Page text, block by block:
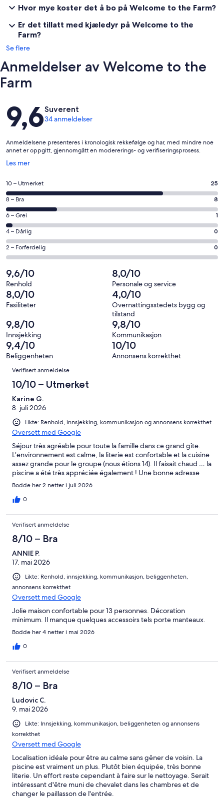
Hvor mye koster det å bo på Welcome to the Farm?
Er det tillatt med kjæledyr på Welcome to the
Farm?
Se flere
Anmeldelser av Welcome to the
Farm
Anmeldelser
9,6Suverent
34 anmeldelser
Anmeldelsene presenteres i kronologisk rekkefølge og har, med mindre noe
annet er oppgitt, gjennomgått en modererings- og verifiseringsprosess.
Les mer
Åpnes
et
nytt
vindu
Rangering
på
10
−
Utmerket.
25
av
totalt
34
anmeldelser.
10 – Utmerket 25
Rangering
på
8
−
Bra.
8
totalt
34
anmeldelser.
8 – Bra 8
Rangering
på
6
−
Grei.
1
av
totalt
34
anmeldelser.
6 – Grei 1
Rangering
på
4
Dårlig.
0
av
totalt
anmeldelser.
4 – Dårlig 0
Rangering
på
2
−
Forferdelig.
0
totalt
34
anmeldelser.
2 – Forferdelig 0
9,6/10
Renhold
8,0/10
Personale og service
8,0/10
Fasiliteter
4,0/10
Overnattingsstedets bygg og
tilstand
9,8/10
Innsjekking
9,8/10
Kommunikasjon
9,4/10
Beliggenheten
10/10
Annonsens korrekthet
Anmeldelser
Verifisert anmeldelse
10/10 – Utmerket
Karine G.
8. juli 2026
Likte: Renhold, innsjekking, kommunikasjon og annonsens korrekthet
Oversett med Google
Séjour très agréable pour toute la famille dans ce grand gîte.
L’environnement est calme, la literie est confortable et la cuisine
assez grande pour le groupe (nous étions 14). Il faisait chaud … la
piscine a été très appréciée également ! Une bonne adresse
Bodde her 2 netter i juli 2026
0
Verifisert anmeldelse
8/10 – Bra
ANNIE P.
17. mai 2026
Likte: Renhold, innsjekking, kommunikasjon, beliggenheten,
annonsens korrekthet
Oversett med Google
Jolie maison confortable pour 13 personnes. Décoration
minimum. Il manque quelques accessoirs tels porte manteaux.
Bodde her 4 netter i mai 2026
0
Verifisert anmeldelse
8/10 – Bra
Ludovic C.
9. mai 2026
Likte: Innsjekking, kommunikasjon, beliggenheten og annonsens
korrekthet
Oversett med Google
Localisation idéale pour être au calme sans gêner de voisin. La
piscine est vraiment un plus. Plutôt bien équipée, très bonne
literie. Un effort reste cependant à faire sur le nettoyage. Serait
intéressant d'être muni de chevalet dans les chambres et de
changer le paillasson de l'entrée.